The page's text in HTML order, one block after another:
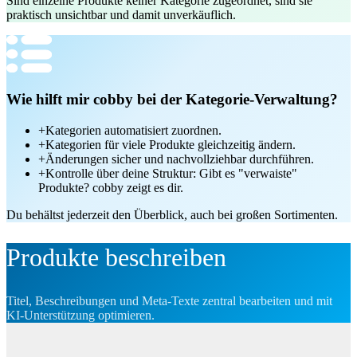
praktisch unsichtbar und damit unverkäuflich.
Wie hilft mir cobby bei der Kategorie-Verwaltung?
+Kategorien automatisiert zuordnen.
+Kategorien für viele Produkte gleichzeitig ändern.
+Änderungen sicher und nachvollziehbar durchführen.
+Kontrolle über deine Struktur: Gibt es "verwaiste"
Produkte? cobby zeigt es dir.
Du behältst jederzeit den Überblick, auch bei großen Sortimenten.
Produkte beschreiben
Titel, Beschreibungen und Meta-Texte zentral bearbeiten und mit
KI-Unterstützung optimieren.